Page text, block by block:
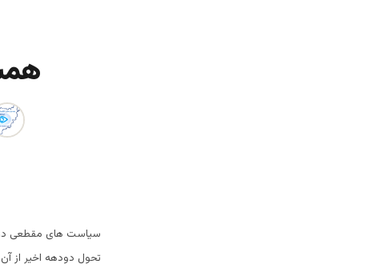
سیاست های مقطعی در
تحول دودهه اخیر از